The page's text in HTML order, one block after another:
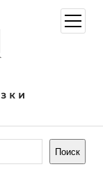
меню
Поиск